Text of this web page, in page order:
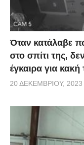
Όταν κατάλαβε
στο σπίτι της,
έγκαιρα για κακή
20 ΔΕΚΕΜΒΡΊΟΥ, 2023